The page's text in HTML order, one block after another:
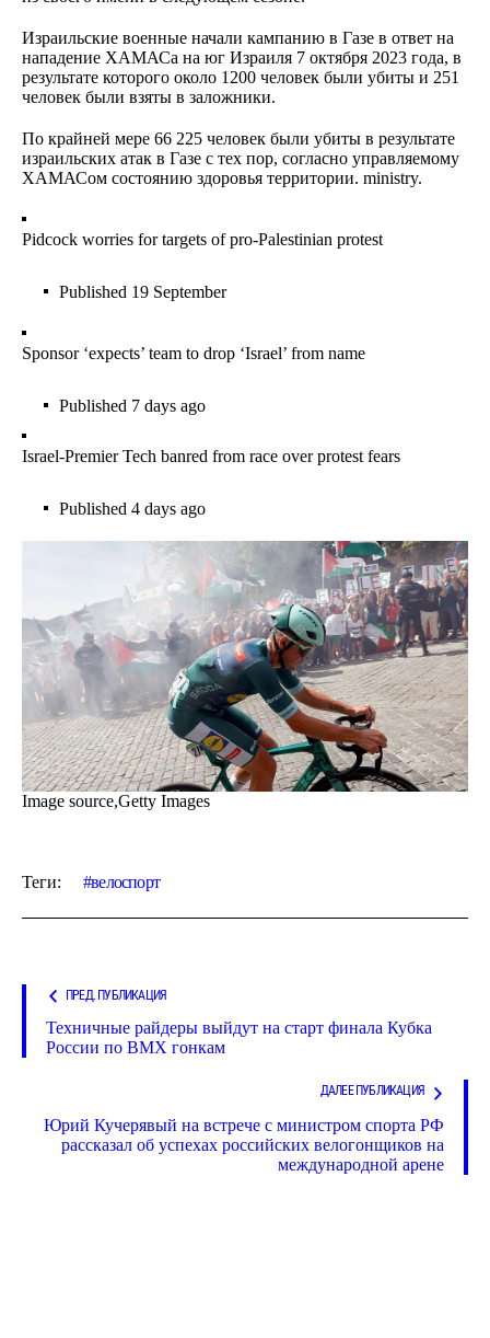
Израильские военные начали кампанию в Газе в ответ на
нападение ХАМАСа на юг Израиля 7 октября 2023 года, в
результате которого около 1200 человек были убиты и 251
человек были взяты в заложники.
По крайней мере 66 225 человек были убиты в результате
израильских атак в Газе с тех пор, согласно управляемому
ХАМАСом состоянию здоровья территории. ministry.
Pidcock worries for targets of pro-Palestinian protest
Published 19 September
Sponsor ‘expects’ team to drop ‘Israel’ from name
Published 7 days ago
Israel-Premier Tech banred from race over protest fears
Published 4 days ago
Image source,Getty Images
Теги: велоспорт
ПРЕД. ПУБЛИКАЦИЯ
Техничные райдеры выйдут на старт финала Кубка
России по BMX гонкам
ДАЛЕЕ ПУБЛИКАЦИЯ
Юрий Кучерявый на встрече с министром спорта РФ
рассказал об успехах российских велогонщиков на
международной арене